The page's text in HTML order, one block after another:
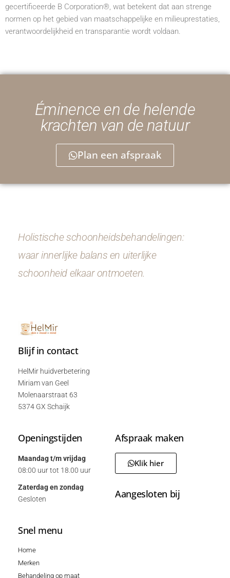
gecertificeerde B Corporation®, wat betekent dat aan strenge
normen op het gebied van maatschappelijke en milieuprestaties,
verantwoordelijkheid en transparantie wordt voldaan.
Éminence en de helende
krachten van de natuur
Plan een afspraak
Holistische schoonheidsbehandelingen:
waar innerlijke balans en uiterlijke
schoonheid elkaar ontmoeten.
Blijf in contact
HelMir huidverbetering
Miriam van Geel
Molenaarstraat 63
5374 GX Schaijk
Openingstijden
Maandag t/m vrijdag
08:00 uur tot 18.00 uur
Zaterdag en zondag
Gesloten
Afspraak maken
Klik hier
Aangesloten bij
Snel menu
Home
Merken
Behandeling op maat